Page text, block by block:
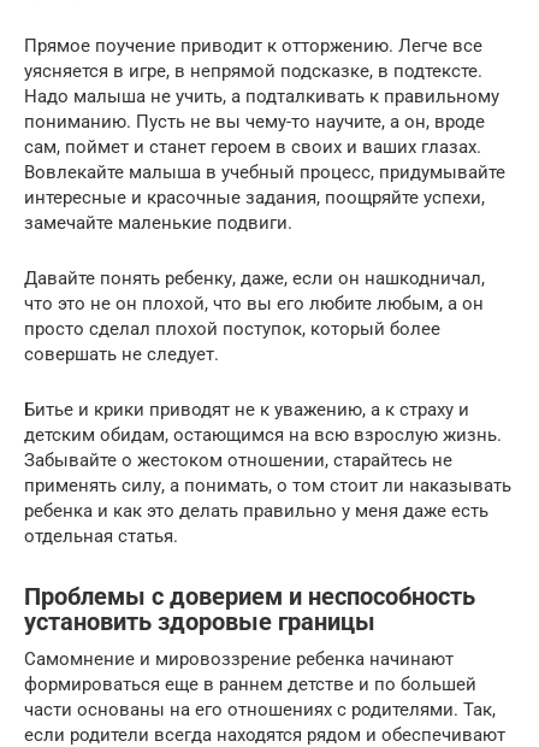
Прямое поучение приводит к отторжению. Легче все
уясняется в игре, в непрямой подсказке, в подтексте.
Надо малыша не учить, а подталкивать к правильному
пониманию. Пусть не вы чему-то научите, а он, вроде
сам, поймет и станет героем в своих и ваших глазах.
Вовлекайте малыша в учебный процесс, придумывайте
интересные и красочные задания, поощряйте успехи,
замечайте маленькие подвиги.
Давайте понять ребенку, даже, если он нашкодничал,
что это не он плохой, что вы его любите любым, а он
просто сделал плохой поступок, который более
совершать не следует.
Битье и крики приводят не к уважению, а к страху и
детским обидам, остающимся на всю взрослую жизнь.
Забывайте о жестоком отношении, старайтесь не
применять силу, а понимать, о том стоит ли наказывать
ребенка и как это делать правильно у меня даже есть
отдельная статья.
Проблемы с доверием и неспособность
установить здоровые границы
Самомнение и мировоззрение ребенка начинают
формироваться еще в раннем детстве и по большей
части основаны на его отношениях с родителями. Так,
если родители всегда находятся рядом и обеспечивают